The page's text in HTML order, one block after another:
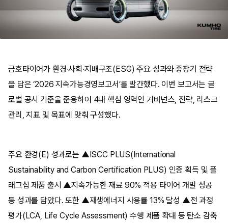
금호타이어가 환경·사회·지배구조(ESG) 주요 성과와 중장기 전략
을 담은 ‘2026 지속가능경영보고서’를 발간했다. 이번 보고서는 글
로벌 공시 기준을 준용하여 4대 핵심 영역인 거버넌스, 전략, 리스크
관리, 지표 및 목표에 맞춰 구성했다.
주요 환경(E) 성과로는 ▲ISCC PLUS(International
Sustainability and Carbon Certification PLUS) 인증 획득 및 플
래그십 제품 출시 ▲지속가능한 재료 90% 적용 타이어 개발 성공
등 성과를 담았다. 또한 ▲재생에너지 사용률 13% 달성 ▲전 과정
평가(LCA, Life Cycle Assessment) 수행 제품 확대 등 탄소 감축